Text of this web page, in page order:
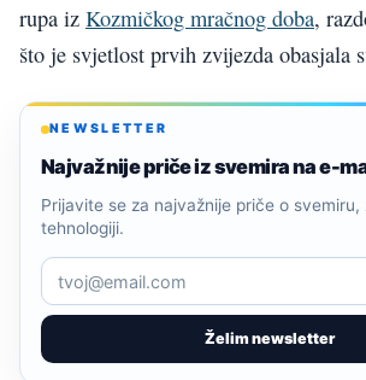
rupa iz Kozmičkog mračnog doba,
što je svjetlost prvih zvijezda obasjala
NEWSLETTER
Najvažnije priče iz svemira na e-
Želim newsletter
Prijavite se za najvažnije priče o svemiru,
tehnologiji.